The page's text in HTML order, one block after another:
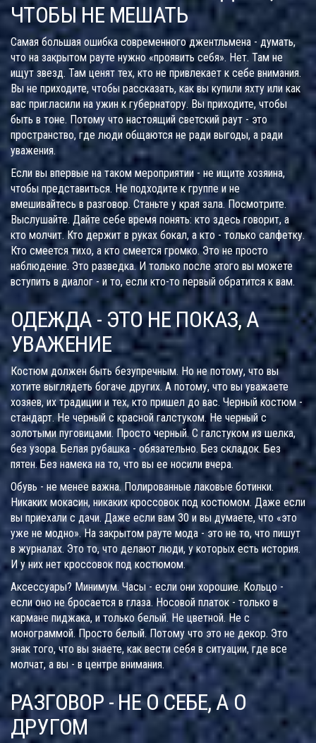
ЧТОБЫ НЕ МЕШАТЬ
Самая большая ошибка современного джентльмена - думать,
что на закрытом рауте нужно «проявить себя». Нет. Там не
ищут звезд. Там ценят тех, кто не привлекает к себе внимания.
Вы не приходите, чтобы рассказать, как вы купили яхту или как
вас пригласили на ужин к губернатору. Вы приходите, чтобы
быть в тоне. Потому что настоящий светский раут - это
пространство, где люди общаются не ради выгоды, а ради
уважения.
Если вы впервые на таком мероприятии - не ищите хозяина,
чтобы представиться. Не подходите к группе и не
вмешивайтесь в разговор. Станьте у края зала. Посмотрите.
Выслушайте. Дайте себе время понять: кто здесь говорит, а
кто молчит. Кто держит в руках бокал, а кто - только салфетку.
Кто смеется тихо, а кто смеется громко. Это не просто
наблюдение. Это разведка. И только после этого вы можете
вступить в диалог - и то, если кто-то первый обратится к вам.
ОДЕЖДА - ЭТО НЕ ПОКАЗ, А
УВАЖЕНИЕ
Костюм должен быть безупречным. Но не потому, что вы
хотите выглядеть богаче других. А потому, что вы уважаете
хозяев, их традиции и тех, кто пришел до вас. Черный костюм -
стандарт. Не черный с красной галстуком. Не черный с
золотыми пуговицами. Просто черный. С галстуком из шелка,
без узора. Белая рубашка - обязательно. Без складок. Без
пятен. Без намека на то, что вы ее носили вчера.
Обувь - не менее важна. Полированные лаковые ботинки.
Никаких мокасин, никаких кроссовок под костюмом. Даже если
вы приехали с дачи. Даже если вам 30 и вы думаете, что «это
уже не модно». На закрытом рауте мода - это не то, что пишут
в журналах. Это то, что делают люди, у которых есть история.
И у них нет кроссовок под костюмом.
Аксессуары? Минимум. Часы - если они хорошие. Кольцо -
если оно не бросается в глаза. Носовой платок - только в
кармане пиджака, и только белый. Не цветной. Не с
монограммой. Просто белый. Потому что это не декор. Это
знак того, что вы знаете, как вести себя в ситуации, где все
молчат, а вы - в центре внимания.
РАЗГОВОР - НЕ О СЕБЕ, А О
ДРУГОМ